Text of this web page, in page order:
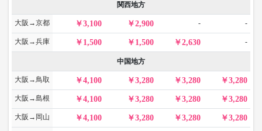
関西地方
大阪→京都 3,100 2,900 - -
大阪→兵庫 1,500 1,500 2,630 -
中国地方
大阪→鳥取 4,100 3,280 3,280 3,280
大阪→島根 4,100 3,280 3,280 3,280
大阪→岡山 4,100 3,280 3,280 3,280